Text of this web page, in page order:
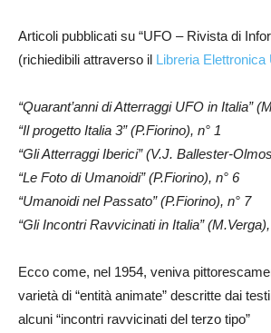
Articoli pubblicati su “UFO – Rivista di
(richiedibili attraverso il Libreria Elettronica
“Quarant’anni di Atterraggi UFO in Italia”
“Il progetto Italia 3” (P.Fiorino), n° 1
“Gli Atterraggi Iberici” (V.J. Ballester-
“Le Foto di Umanoidi” (P.Fiorino), n° 6
“Umanoidi nel Passato” (P.Fiorino), n° 7
“Gli Incontri Ravvicinati in Italia”
Ecco come, nel 1954, veniva
varietà di “entità animate” descritte dai
alcuni “incontri ravvicinati del terzo tipo”